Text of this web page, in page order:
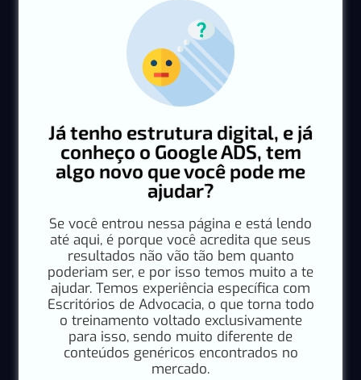
Já tenho estrutura digital, e já
conheço o Google ADS, tem
algo novo que você pode me
ajudar?
Se você entrou nessa página e está lendo
até aqui, é porque você acredita que seus
resultados não vão tão bem quanto
poderiam ser, e por isso temos muito a te
ajudar. Temos experiência específica com
Escritórios de Advocacia, o que torna todo
o treinamento voltado exclusivamente
para isso, sendo muito diferente de
conteúdos genéricos encontrados no
mercado.